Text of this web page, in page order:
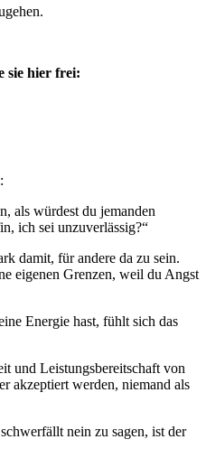
sie hier frei:
als würdest du jemanden
ich sei unzuverlässig?“
damit, für andere da zu sein.
eigenen Grenzen, weil du Angst
Energie hast, fühlt sich das
und Leistungsbereitschaft von
akzeptiert werden, niemand als
nein zu sagen, ist der